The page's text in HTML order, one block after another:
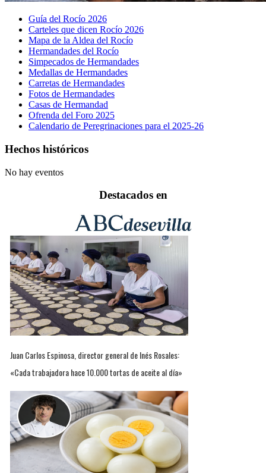
Guía del Rocío 2026
Carteles que dicen Rocío 2026
Mapa de la Aldea del Rocío
Hermandades del Rocío
Simpecados de Hermandades
Medallas de Hermandades
Carretas de Hermandades
Fotos de Hermandades
Casas de Hermandad
Ofrenda del Foro 2025
Calendario de Peregrinaciones para el 2025-26
Hechos históricos
No hay eventos
Destacados en
Juan Carlos Espinosa, director general de Inés Rosales:
«Cada trabajadora hace 10.000 tortas de aceite al día»